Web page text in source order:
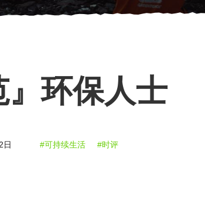
』环保人士
日 #可持续生活 #时评